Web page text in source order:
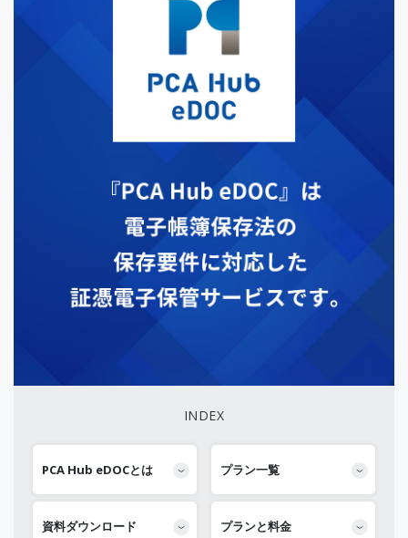
INDEX
PCA Hub eDOCとは プラン一覧
資料ダウンロード プランと料金